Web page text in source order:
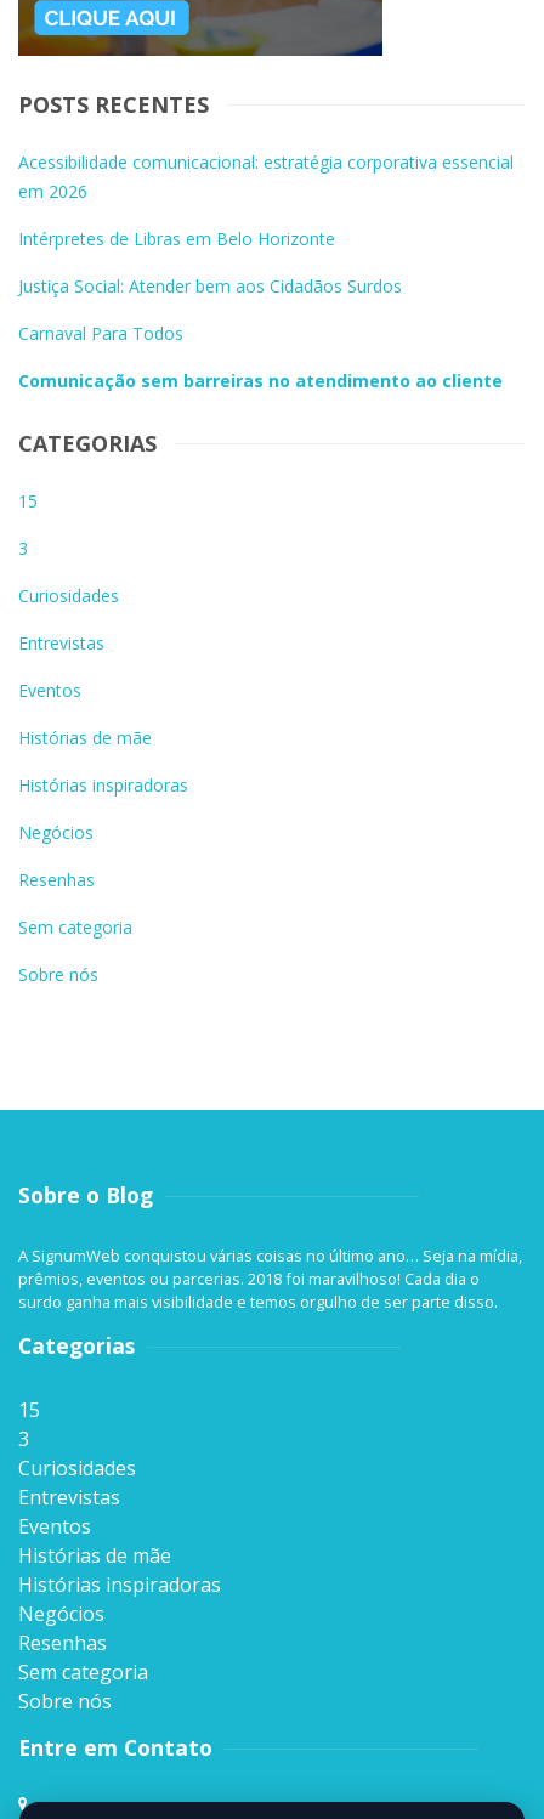
POSTS RECENTES
Acessibilidade comunicacional: estratégia corporativa essencial
em 2026
Intérpretes de Libras em Belo Horizonte
Justiça Social: Atender bem aos Cidadãos Surdos
Carnaval Para Todos
Comunicação sem barreiras no atendimento ao cliente
CATEGORIAS
15
3
Curiosidades
Entrevistas
Eventos
Histórias de mãe
Histórias inspiradoras
Negócios
Resenhas
Sem categoria
Sobre nós
Sobre o Blog
A SignumWeb conquistou várias coisas no último ano… Seja na mídia,
prêmios, eventos ou parcerias. 2018 foi maravilhoso! Cada dia o
surdo ganha mais visibilidade e temos orgulho de ser parte disso.
Categorias
15
3
Curiosidades
Entrevistas
Eventos
Histórias de mãe
Histórias inspiradoras
Negócios
Resenhas
Sem categoria
Sobre nós
Entre em Contato
Rua Sen. Milton Campos, 35, Andar 4º,